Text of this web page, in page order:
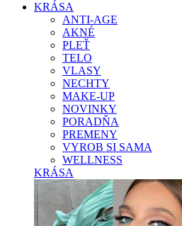
KRÁSA
ANTI-AGE
AKNÉ
PLEŤ
TELO
VLASY
NECHTY
MAKE-UP
NOVINKY
PORADŇA
PREMENY
VYROB SI SAMA
WELLNESS
KRÁSA